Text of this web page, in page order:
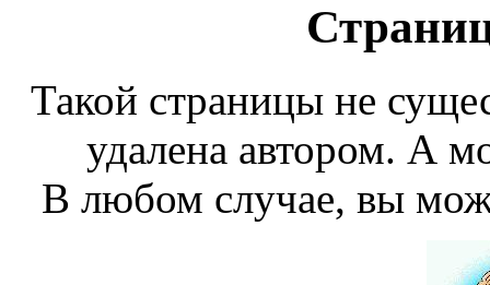
Такой страницы не
удалена автором. А
В любом случае, вы